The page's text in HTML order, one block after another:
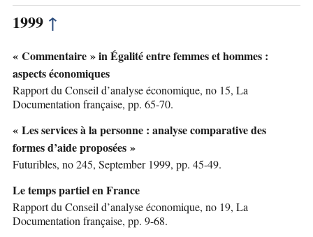
1999 ↑
« Commentaire » in Égalité entre femmes et hommes :
aspects économiques
Rapport du Conseil d’analyse économique, no 15, La
Documentation française, pp. 65-70.
« Les services à la personne : analyse comparative des
formes d’aide proposées »
Futuribles, no 245, September 1999, pp. 45-49.
Le temps partiel en France
Rapport du Conseil d’analyse économique, no 19, La
Documentation française, pp. 9-68.